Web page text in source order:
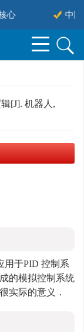
心 中国
[J]. 机器人,
用于PID 控制系
的模拟控制系统
实际的意义．